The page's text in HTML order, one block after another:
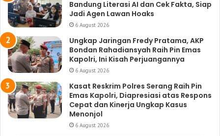
Bandung Literasi AI dan Cek Fakta, Siap
Jadi Agen Lawan Hoaks
6 August 2026
Ungkap Jaringan Fredy Pratama, AKP
Bondan Rahadiansyah Raih Pin Emas
Kapolri, Ini Kisah Perjuangannya
6 August 2026
Kasat Reskrim Polres Serang Raih Pin
Emas Kapolri, Diapresiasi atas Respons
Cepat dan Kinerja Ungkap Kasus
Menonjol
6 August 2026